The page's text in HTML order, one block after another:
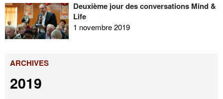
Deuxième jour des conversations Mind &
Life
1 novembre 2019
ARCHIVES
2019